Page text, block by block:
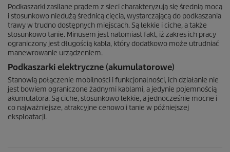
Podkaszarki zasilane prądem z sieci charakteryzują się średnią mocą
i stosunkowo niedużą średnicą cięcia, wystarczającą do podkaszania
trawy w trudno dostępnych miejscach. Są lekkie i ciche, a także
stosunkowo tanie. Minusem jest natomiast fakt, iż zakres ich pracy
ograniczony jest długością kabla, który dodatkowo może utrudniać
manewrowanie urządzeniem.
Podkaszarki elektryczne (akumulatorowe)
Stanowią połączenie mobilności i funkcjonalności, ich działanie nie
jest bowiem ograniczone żadnymi kablami, a jedynie pojemnością
akumulatora. Są ciche, stosunkowo lekkie, a jednocześnie mocne i
co najważniejsze, atrakcyjne cenowo i tanie w późniejszej
eksploatacji.